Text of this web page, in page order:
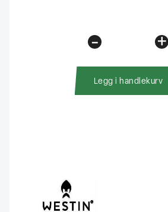
+
Westin
Cap
-
Legg i handlekurv